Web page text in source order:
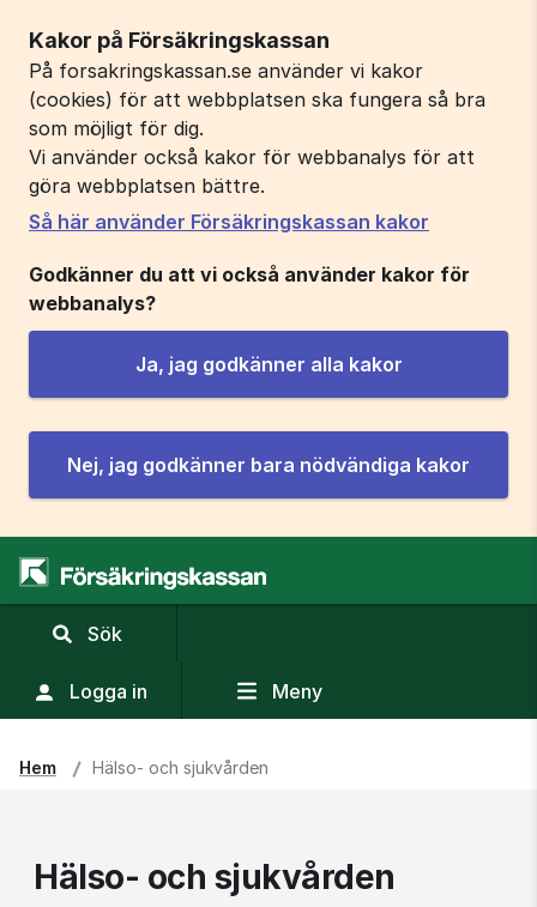
Kakor på Försäkringskassan
På forsakringskassan.se använder vi kakor
(cookies) för att webbplatsen ska fungera så bra
som möjligt för dig.
Vi använder också kakor för webbanalys för att
göra webbplatsen bättre.
Så här använder Försäkringskassan kakor
Godkänner du att vi också använder kakor för
webbanalys?
Ja, jag godkänner alla kakor
Nej, jag godkänner bara nödvändiga kakor
Sök
sökfält
Logga in Meny
Hem Hälso- och sjukvården
Hälso- och sjukvården